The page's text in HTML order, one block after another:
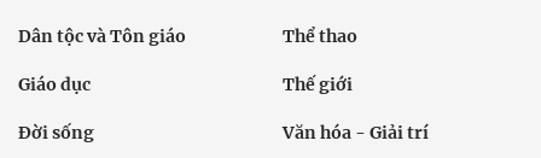
Dân tộc và Tôn giáo Thể thao
Giáo dục Thế giới
Đời sống Văn hóa - Giải trí